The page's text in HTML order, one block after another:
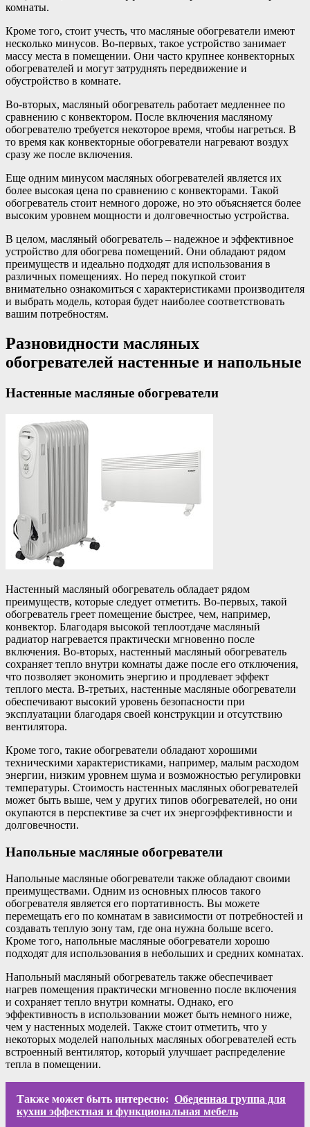
комнаты.
Кроме того, стоит учесть, что масляные обогреватели имеют
несколько минусов. Во-первых, такое устройство занимает
массу места в помещении. Они часто крупнее конвекторных
обогревателей и могут затруднять передвижение и
обустройство в комнате.
Во-вторых, масляный обогреватель работает медленнее по
сравнению с конвектором. После включения масляному
обогревателю требуется некоторое время, чтобы нагреться. В
то время как конвекторные обогреватели нагревают воздух
сразу же после включения.
Еще одним минусом масляных обогревателей является их
более высокая цена по сравнению с конвекторами. Такой
обогреватель стоит немного дороже, но это объясняется более
высоким уровнем мощности и долговечностью устройства.
В целом, масляный обогреватель – надежное и эффективное
устройство для обогрева помещений. Они обладают рядом
преимуществ и идеально подходят для использования в
различных помещениях. Но перед покупкой стоит
внимательно ознакомиться с характеристиками производителя
и выбрать модель, которая будет наиболее соответствовать
вашим потребностям.
Разновидности масляных
обогревателей настенные и напольные
Настенные масляные обогреватели
Настенный масляный обогреватель обладает рядом
преимуществ, которые следует отметить. Во-первых, такой
обогреватель греет помещение быстрее, чем, например,
конвектор. Благодаря высокой теплоотдаче масляный
радиатор нагревается практически мгновенно после
включения. Во-вторых, настенный масляный обогреватель
сохраняет тепло внутри комнаты даже после его отключения,
что позволяет экономить энергию и продлевает эффект
теплого места. В-третьих, настенные масляные обогреватели
обеспечивают высокий уровень безопасности при
эксплуатации благодаря своей конструкции и отсутствию
вентилятора.
Кроме того, такие обогреватели обладают хорошими
техническими характеристиками, например, малым расходом
энергии, низким уровнем шума и возможностью регулировки
температуры. Стоимость настенных масляных обогревателей
может быть выше, чем у других типов обогревателей, но они
окупаются в перспективе за счет их энергоэффективности и
долговечности.
Напольные масляные обогреватели
Напольные масляные обогреватели также обладают своими
преимуществами. Одним из основных плюсов такого
обогревателя является его портативность. Вы можете
перемещать его по комнатам в зависимости от потребностей и
создавать теплую зону там, где она нужна больше всего.
Кроме того, напольные масляные обогреватели хорошо
подходят для использования в небольших и средних комнатах.
Напольный масляный обогреватель также обеспечивает
нагрев помещения практически мгновенно после включения
и сохраняет тепло внутри комнаты. Однако, его
эффективность в использовании может быть немного ниже,
чем у настенных моделей. Также стоит отметить, что у
некоторых моделей напольных масляных обогревателей есть
встроенный вентилятор, который улучшает распределение
тепла в помещении.
Также может быть интересно: Обеденная группа для
кухни эффектная и функциональная мебель